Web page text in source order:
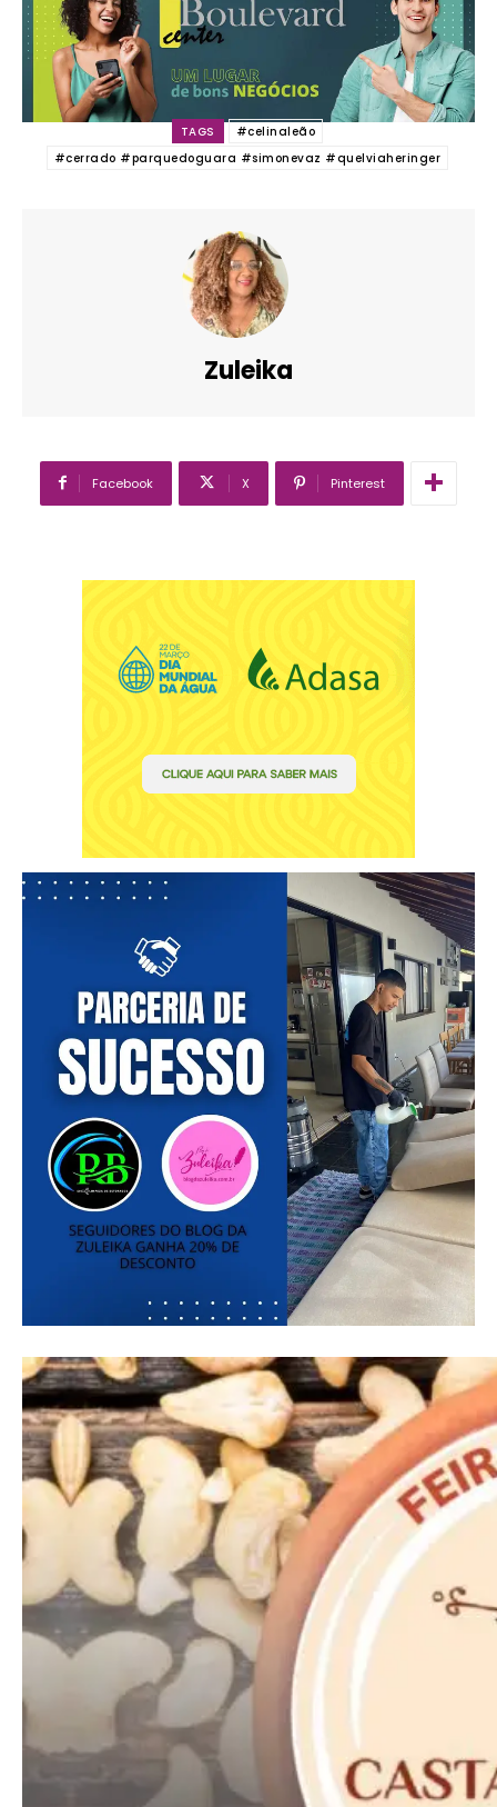
━ pricing plans
Free
Included for free:
Etiam est nibh, lobortis sit
Praesent euismod ac
TAGS
#celinaleão
#cerrado #parquedoguara #simonevaz #quelviaheringer
Zuleika
Facebook X Pinterest